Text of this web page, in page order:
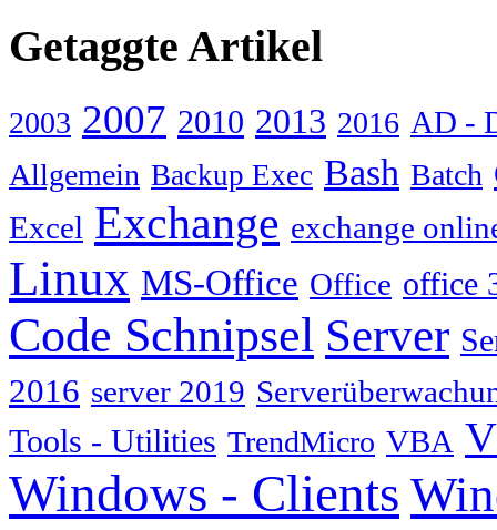
Getaggte Artikel
2003 2007 2010 2013 2016 AD -
Allgemein Backup Exec Bash Batch
Excel Exchange exchange
Linux MS-Office Office office
Code Schnipsel Server
2016 server 2019
Tools - Utilities TrendMicro VBA
Windows - Clients